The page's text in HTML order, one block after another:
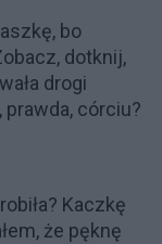
bo
dotknij,
drogi
prawda, córciu?
Kaczkę
że pęknę